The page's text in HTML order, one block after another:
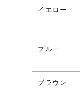
イエロー
ブルー
ブラウン